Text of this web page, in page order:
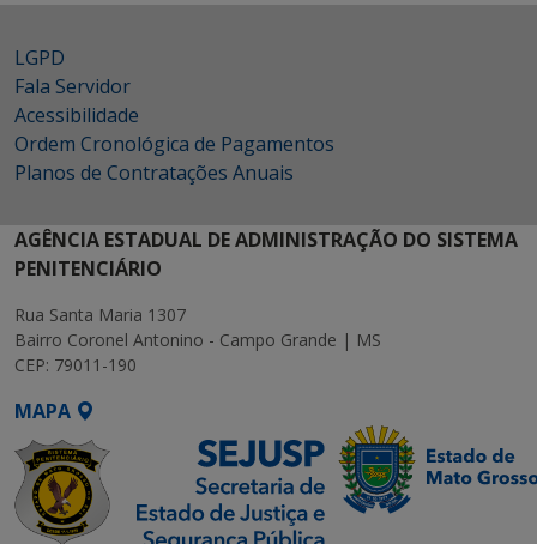
LGPD
Fala Servidor
Acessibilidade
Ordem Cronológica de Pagamentos
Planos de Contratações Anuais
AGÊNCIA ESTADUAL DE ADMINISTRAÇÃO DO SISTEMA
PENITENCIÁRIO
Rua Santa Maria 1307
Bairro Coronel Antonino - Campo Grande | MS
CEP: 79011-190
MAPA